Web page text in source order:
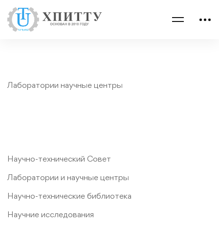
Лаборатории научные центры
Научно-технический Совет
Лаборатории и научные центры
Научно-технические библиотека
Научние исследования